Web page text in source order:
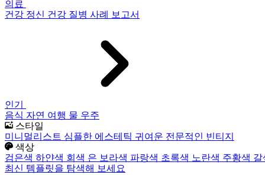
의료
건강 정신 건강 질병 사례 보고서
인기
음식 자연 여행 물 우주
스타일
미니멀리스트 심플한 에스테틱 귀여운 전문적인 빈티지
색상
검은색 하얀색 회색 은 보라색 파랑색 초록색 노란색 주황색
최신 템플릿을 탐색해 보세요